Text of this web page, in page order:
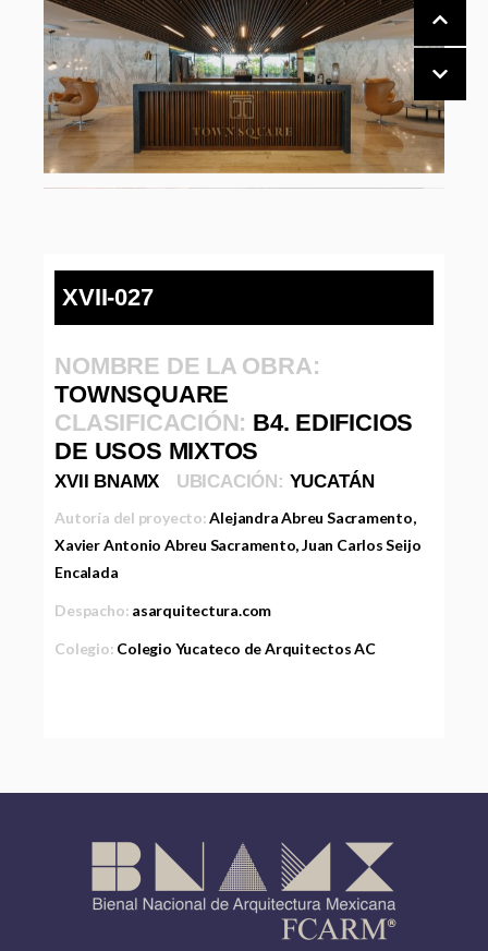
XVII-027
NOMBRE DE LA OBRA:
TOWNSQUARE
CLASIFICACIÓN: B4. EDIFICIOS
DE USOS MIXTOS
XVII BNAMX UBICACIÓN: YUCATÁN
Autoría del proyecto:Alejandra Abreu Sacramento,
Xavier Antonio Abreu Sacramento, Juan Carlos Seijo
Encalada
Despacho: asarquitectura.com
Colegio: Colegio Yucateco de Arquitectos AC